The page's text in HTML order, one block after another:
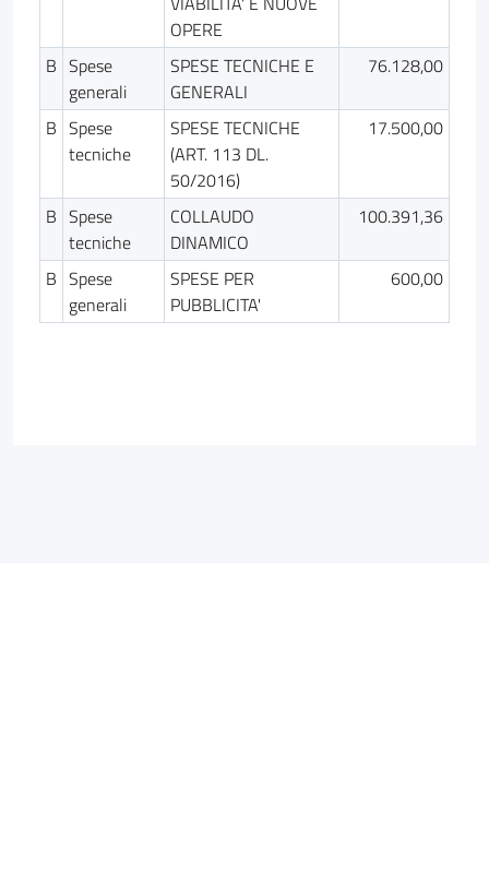
OPERE
B Spese
generali
SPESE TECNICHE E
GENERALI
76.128,00
B Spese
tecniche
SPESE TECNICHE
(ART. 113 DL.
50/2016)
17.500,00
B Spese
tecniche
COLLAUDO
DINAMICO
100.391,36
B Spese
generali
SPESE PER
PUBBLICITA'
600,00